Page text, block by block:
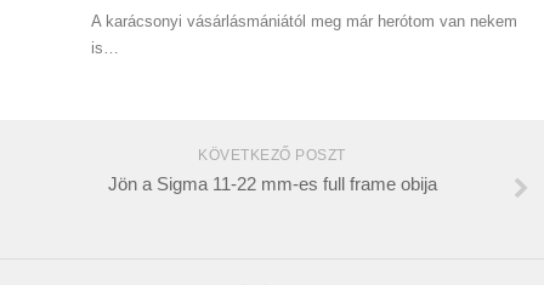
A karácsonyi vásárlásmániától meg már herótom van nekem
is…
KÖVETKEZŐ POSZT
Jön a Sigma 11-22 mm-es full frame obija